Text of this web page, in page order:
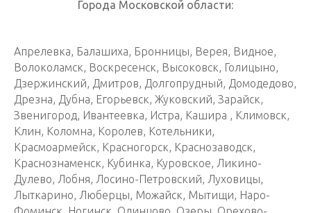
Города Московской области:
Апрелевка, Балашиха, Бронницы, Верея, Видное,
Волоколамск, Воскресенск, Высоковск, Голицыно,
Дзержинский, Дмитров, Долгопрудный, Домодедово,
Дрезна, Дубна, Егорьевск, Жуковский, Зарайск,
Звенигород, Ивантеевка, Истра, Кашира , Климовск,
Клин, Коломна, Королев, Котельники,
Красмоармейск, Красногорск, Краснозаводск,
Краснознаменск, Кубинка, Куровское, Ликино-
Дулево, Лобня, Лосино-Петровский, Луховицы,
Лыткарино, Люберцы, Можайск, Мытищи, Наро-